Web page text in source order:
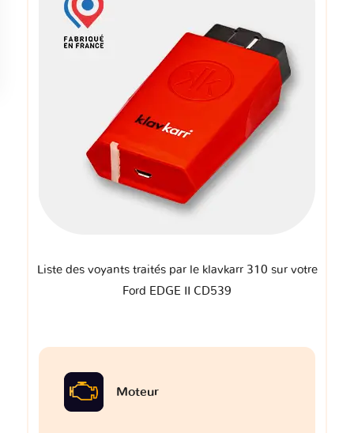
Liste des voyants traités par le klavkarr 310 sur votre
Ford EDGE II CD539
Moteur